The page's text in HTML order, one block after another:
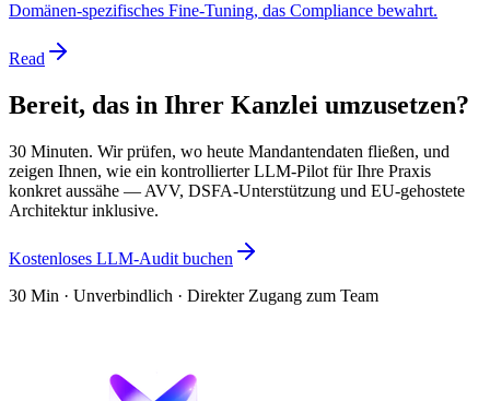
Domänen-spezifisches Fine-Tuning, das Compliance bewahrt.
Read
Bereit, das in Ihrer Kanzlei umzusetzen?
30 Minuten. Wir prüfen, wo heute Mandantendaten fließen, und
zeigen Ihnen, wie ein kontrollierter LLM-Pilot für Ihre Praxis
konkret aussähe — AVV, DSFA-Unterstützung und EU-gehostete
Architektur inklusive.
Kostenloses LLM-Audit buchen
30 Min · Unverbindlich · Direkter Zugang zum Team